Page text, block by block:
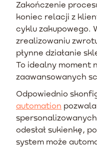
Zakończenie
koniec relacji z
cyklu zakupowego.
zrealizowaniu
płynne działanie
To idealny moment
zaawansowanych
Odpowiednio
automation
odesłał sukienkę,
system może